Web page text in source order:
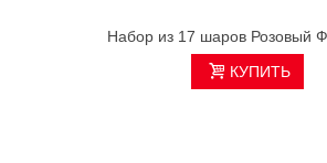
Набор из 17 шаров Розовый
КУПИТЬ